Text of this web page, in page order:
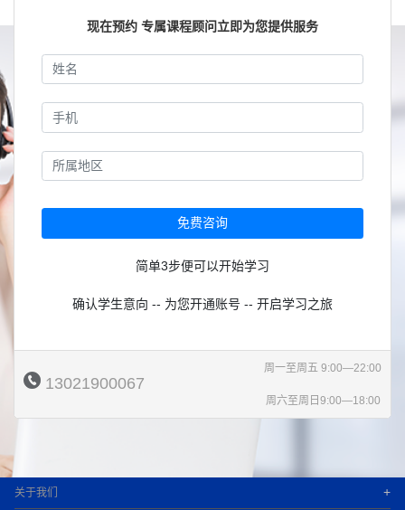
现在预约 专属课程顾问立即为您提供服务
免费咨询
简单3步便可以开始学习
确认学生意向 -- 为您开通账号 -- 开启学习之旅
13021900067
周一至周五 9:00—22:00
周六至周日9:00—18:00
关于我们 +